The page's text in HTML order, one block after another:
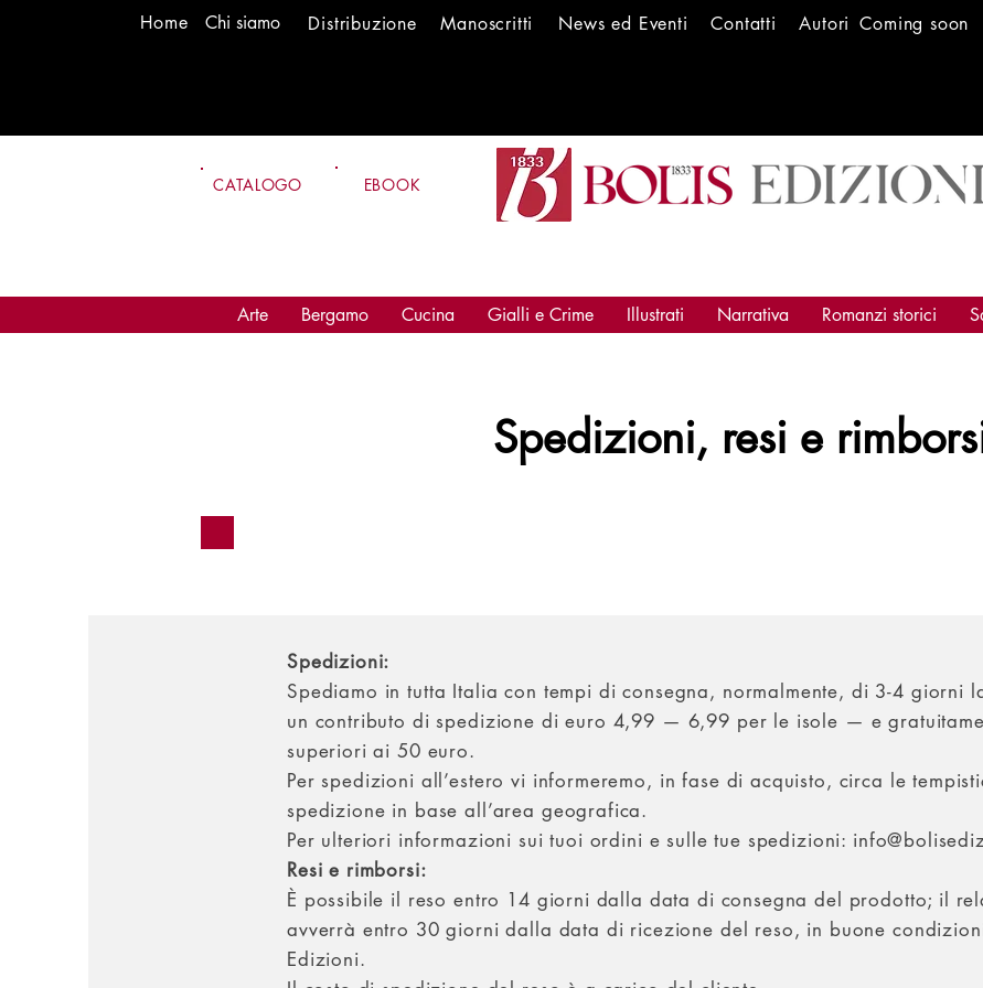
Home Chi siamo Distribuzione Manoscritti News ed Eventi Contatti Autori Coming soon
CATALOGO EBOOK
Arte Bergamo Cucina Gialli e Crime Illustrati Narrativa Romanzi storici
Spedizioni, resi e
Spedizioni:
Spediamo in tutta Italia con tempi di consegna, normalmente, di 3-4 giorni
un contributo di spedizione di euro 4,99 — 6,99 per le isole — e
superiori ai 50 euro.
Per spedizioni all’estero vi informeremo, in fase di acquisto, circa le
spedizione in base all’area geografica.
Per ulteriori informazioni sui tuoi ordini e sulle tue spedizioni:
Resi e rimborsi:
È possibile il reso entro 14 giorni dalla data di consegna del prodotto; il
avverrà entro 30 giorni dalla data di ricezione del reso, in buone
Edizioni.